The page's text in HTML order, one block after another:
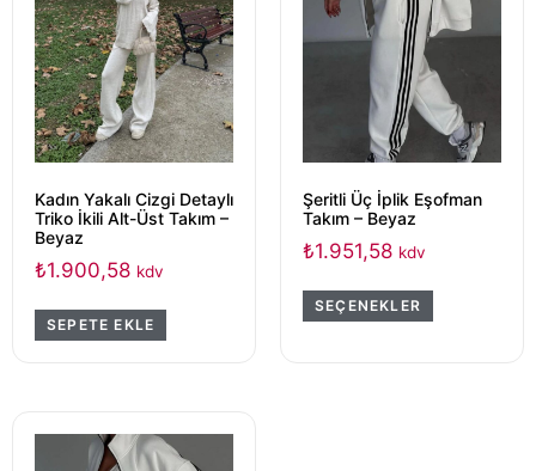
Kadın Yakalı Cizgi Detaylı
Triko İkili Alt-Üst Takım –
Beyaz
₺1.900,58 kdv
SEPETE EKLE
Şeritli Üç İplik Eşofman
Takım – Beyaz
₺1.951,58 kdv
SEÇENEKLER